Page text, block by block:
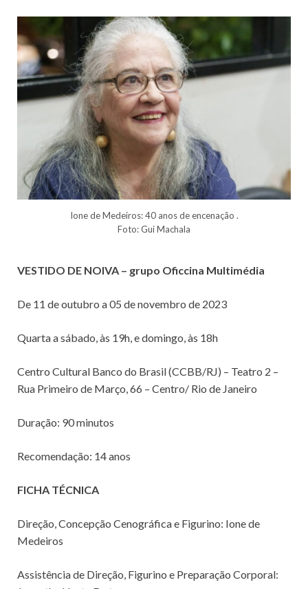
Ione de Medeiros: 40 anos de encenação .
Foto: Gui Machala
VESTIDO DE NOIVA – grupo Oficcina Multimédia
De 11 de outubro a 05 de novembro de 2023
Quarta a sábado, às 19h, e domingo, às 18h
Centro Cultural Banco do Brasil (CCBB/RJ) – Teatro 2 –
Rua Primeiro de Março, 66 – Centro/ Rio de Janeiro
Duração: 90 minutos
Recomendação: 14 anos
FICHA TÉCNICA
Direção, Concepção Cenográfica e Figurino: Ione de
Medeiros
Assistência de Direção, Figurino e Preparação Corporal: